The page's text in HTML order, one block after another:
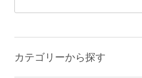
カテゴリーから探す